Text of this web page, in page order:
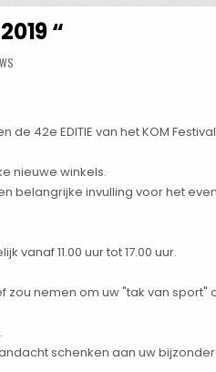
“
42e EDITIE van het KOM
nieuwe winkels.
belangrijke invulling voor het
11.00 uur tot 17.00 uur.
zou nemen om uw "tak van
schenken aan uw